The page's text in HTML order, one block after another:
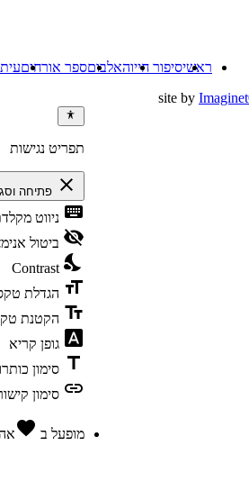
ראשיסיפור חייוהאלבוםספר אורחים
site by Imaginet
תפריט נגישות
close פתיחה
keyboard ניווט
visibility_off ביטול
nights_stay
Contrast
format_size הגדלת
text_fields הקטנת
font_download גופן קריא
title סימון
link סימון
מופעל ב favorite